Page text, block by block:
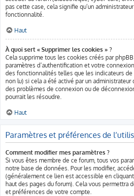
pas cette case, cela signifie qu’un
fonctionnalité.
Haut
À quoi sert « Supprimer les cookies » ?
Cela supprime tous les cookies créés par
paramètres d’authentification et votre
des fonctionnalités telles que les indicateurs de
non lu) si cela a été activé par un administrateur
des problèmes de connexion ou de
pourrait les résoudre.
Haut
Paramètres et préférences de
Comment modifier mes paramètres ?
Si vous êtes membre de ce forum, tous vos
notre base de données. Pour les modifier,
(généralement ce lien est accessible en
haut des pages du forum). Cela vous permettra
et préférences de votre compte.